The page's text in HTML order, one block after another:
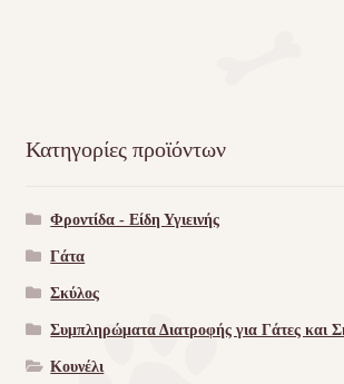
Κατηγορίες προϊόντων
Φροντίδα - Είδη Υγιεινής
Γάτα
Σκύλος
Συμπληρώματα Διατροφής για Γάτες και
Κουνέλι